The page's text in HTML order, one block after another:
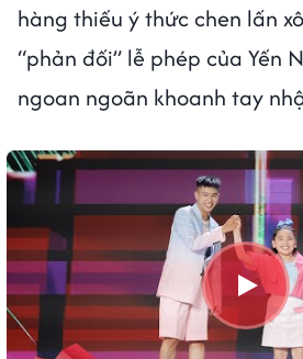
hàng thiếu ý thức chen lấn
“phản đối” lễ phép của Yến
ngoan ngoãn khoanh tay